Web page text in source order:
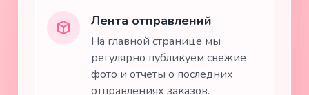
Лента отправлений
На главной странице мы
регулярно публикуем свежие
фото и отчеты о последних
отправлениях заказов.